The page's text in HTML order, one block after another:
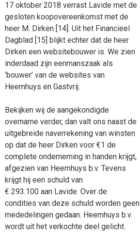
17 oktober 2018 verrast Lavide met de
gesloten koopovereenkomst met de
heer M. Dirken [14]. Uit het Financieel
Dagblad [15] blijkt echter dat de heer
Dirken een websitebouwer is. We zien
inderdaad zijn eenmanszaak als
‘bouwer’ van de websites van
Heemhuys en Gastvrij.
Bekijken wij de aangekondigde
overname verder, dan valt ons naast de
uitgebreide naverrekening van winsten
op dat de heer Dirken voor €1 de
complete onderneming in handen krijgt,
afgezien van Heemhuys b.v. Tevens
krijgt hij een schuld van
€ 293.100 aan Lavide. Over de
condities van deze schuld worden geen
mededelingen gedaan. Heemhuys b.v.
wordt uit het verkochte deel gelicht.